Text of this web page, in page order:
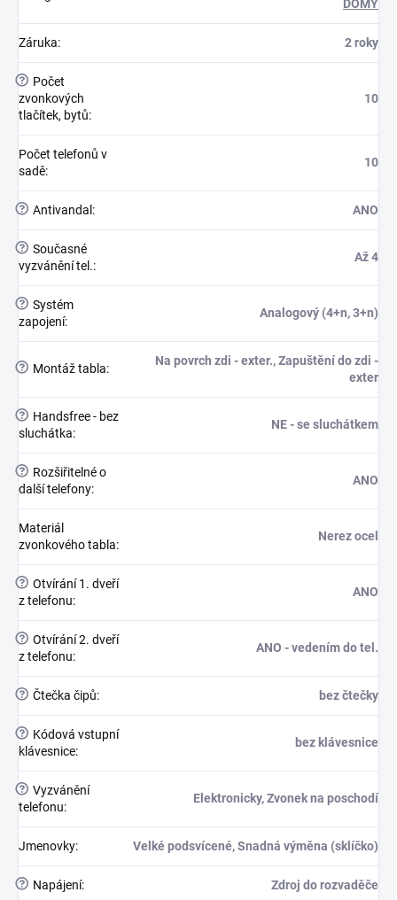
DOMY
Záruka: 2 roky
?
Počet
zvonkových
tlačítek, bytů:
10
Počet telefonů v
sadě:
10
? Antivandal: ANO
? Současné
vyzvánění tel.:
Až 4
? Systém
zapojení:
Analogový (4+n, 3+n)
? Montáž tabla:
Na povrch zdi - exter., Zapuštění do zdi -
exter
?
Handsfree - bez
sluchátka:
NE - se sluchátkem
?
Rozšiřitelné o
další telefony:
ANO
Materiál
zvonkového tabla:
Nerez ocel
? Otvírání 1. dveří
z telefonu:
ANO
? Otvírání 2. dveří
z telefonu:
ANO - vedením do tel.
? Čtečka čipů: bez čtečky
?
Kódová vstupní
klávesnice:
bez klávesnice
? Vyzvánění
telefonu:
Elektronicky, Zvonek na poschodí
Jmenovky: Velké podsvícené, Snadná výměna (sklíčko)
? Napájení: Zdroj do rozvaděče